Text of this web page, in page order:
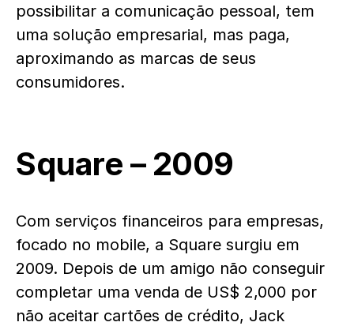
possibilitar a comunicação pessoal, tem
uma solução empresarial, mas paga,
aproximando as marcas de seus
consumidores.
Square – 2009
Com serviços financeiros para empresas,
focado no mobile, a Square surgiu em
2009. Depois de um amigo não conseguir
completar uma venda de US$ 2,000 por
não aceitar cartões de crédito, Jack